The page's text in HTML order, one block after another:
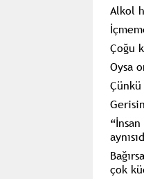
Alkol
Çoğu
Oysa
çok